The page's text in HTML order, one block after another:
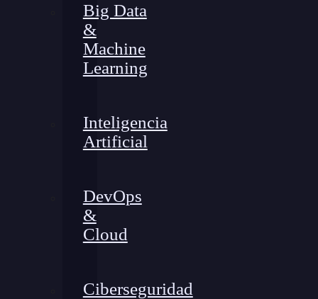
Big Data
&
Machine
Learning
Inteligencia
Artificial
DevOps
&
Cloud
Ciberseguridad